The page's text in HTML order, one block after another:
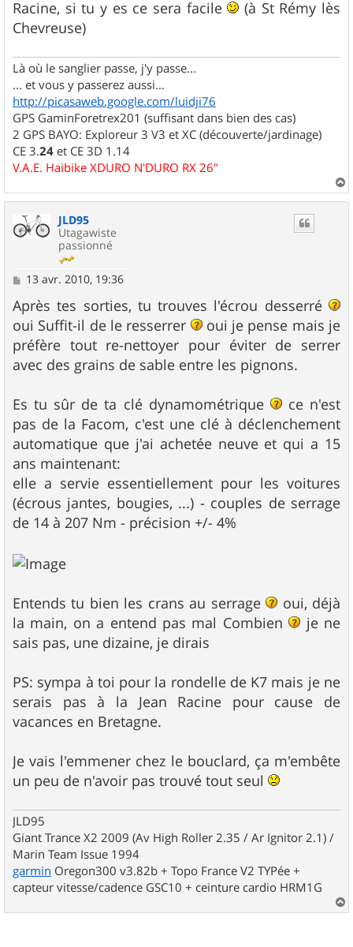
Racine, si tu y es ce sera facile
(à St Rémy lès
Chevreuse)
Là où le sanglier passe, j'y passe...
... et vous y passerez aussi...
http://picasaweb.google.com/luidji76
GPS GaminForetrex201 (suffisant dans bien des cas)
2 GPS BAYO: Exploreur 3 V3 et XC (découverte/jardinage)
CE 3.24 et CE 3D 1.14
V.A.E. Haibike XDURO N'DURO RX 26"
a
JLD95
Utagawiste
passionné
M
s
s
a
g
e
13 avr. 2010, 19:36
Après tes sorties, tu trouves l'écrou desserré
oui Suffit-il de le resserrer
oui je pense mais je
préfère tout re-nettoyer pour éviter de serrer
avec des grains de sable entre les pignons.
Es tu sûr de ta clé dynamométrique
ce n'est
pas de la Facom, c'est une clé à déclenchement
automatique que j'ai achetée neuve et qui a 15
ans maintenant:
elle a servie essentiellement pour les voitures
(écrous jantes, bougies, ...) - couples de serrage
de 14 à 207 Nm - précision +/- 4%
Entends tu bien les crans au serrage
oui, déjà
la main, on a entend pas mal Combien
je ne
sais pas, une dizaine, je dirais
PS: sympa à toi pour la rondelle de K7 mais je ne
serais pas à la Jean Racine pour cause de
vacances en Bretagne.
Je vais l'emmener chez le bouclard, ça m'embête
un peu de n'avoir pas trouvé tout seul
JLD95
Giant Trance X2 2009 (Av High Roller 2.35 / Ar Ignitor 2.1) /
Marin Team Issue 1994
garmin Oregon300 v3.82b + Topo France V2 TYPée +
capteur vitesse/cadence GSC10 + ceinture cardio HRM1G
a